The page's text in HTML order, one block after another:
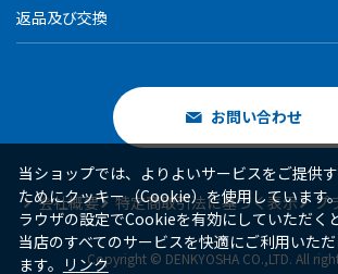
返品及び交換
お問い合わせ
会社概要 特定商取引法に基づく表示 プ
Copyright © DENKYOSHA CO.,LTD. All
当ショップでは、よりよいサービスをご提供
ためにクッキー（Cookie）を使用しています
ラウザの設定でCookieを有効にしていただくと
当店のすべてのサービスを快適にご利用いた
ます。 リンク